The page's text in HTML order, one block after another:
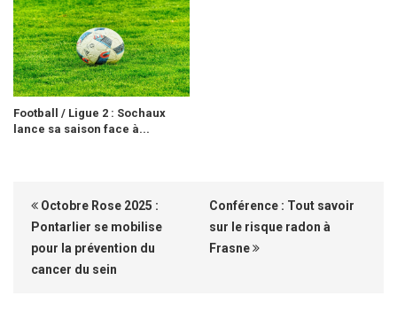
Football / Ligue 2 : Sochaux
lance sa saison face à...
Octobre Rose 2025 :
Pontarlier se mobilise
pour la prévention du
cancer du sein
Conférence : Tout savoir
sur le risque radon à
Frasne